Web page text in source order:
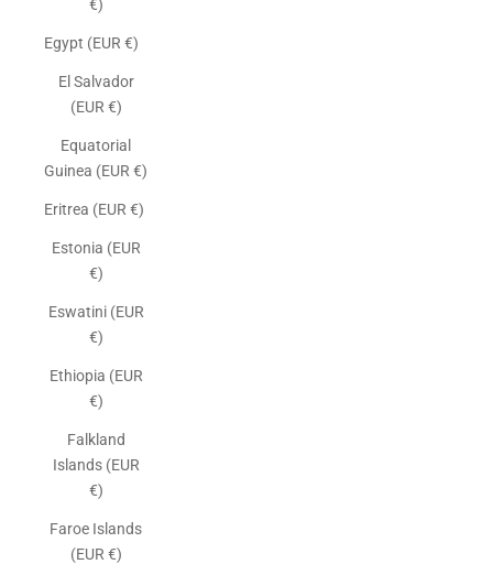
€)
Egypt (EUR €)
El Salvador
(EUR €)
Equatorial
Guinea (EUR €)
Eritrea (EUR €)
Estonia (EUR
€)
Eswatini (EUR
€)
Ethiopia (EUR
€)
Falkland
Islands (EUR
€)
Faroe Islands
(EUR €)